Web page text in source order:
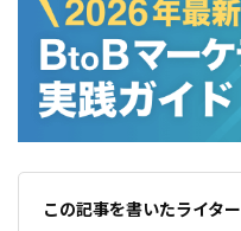
この記事を書いたライター